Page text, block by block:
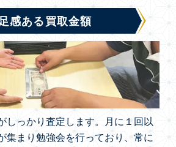
感ある買取金額
しっかり査定します。月に１回以
集まり勉強会を行っており、常に